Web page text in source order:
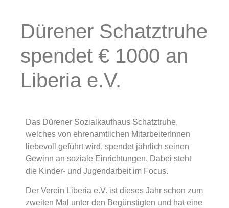
Dürener Schatztruhe
spendet € 1000 an
Liberia e.V.
Das Dürener Sozialkaufhaus Schatztruhe,
welches von ehrenamtlichen MitarbeiterInnen
liebevoll geführt wird, spendet jährlich seinen
Gewinn an soziale Einrichtungen. Dabei steht
die Kinder- und Jugendarbeit im Focus.
Der Verein Liberia e.V. ist dieses Jahr schon zum
zweiten Mal unter den Begünstigten und hat eine